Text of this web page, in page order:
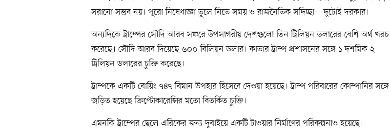
সরানো সম্ভব নয়। পুরো নিষেধাজ্ঞা তুলে নিতে সময় ও রাজনৈতিক সদিচ্ছা—দুটোই দরকার।
অন্যদিকে ট্রাম্পের সৌদি আরব সফরে উপসাগরীয় দেশগুলো তিন ট্রিলিয়ন ডলারের বেশি অর্থ খরচ
করেছে। সৌদি আরব দিয়েছে ৬০০ বিলিয়ন ডলার। কাতার ট্রাম্প প্রশাসনের সঙ্গে ১ দশমিক ২
ট্রিলিয়ন ডলারের চুক্তি করেছে।
ট্রাম্পকে একটি বোয়িং ৭৪৭ বিমান উপহার হিসেবে দেওয়া হয়েছে। ট্রাম্প পরিবারের কোম্পানির সঙ্গে
জড়িত হয়েছে ক্রিপ্টোকারেন্সির মতো বিতর্কিত চুক্তি।
এমনকি ট্রাম্পের ছেলে এরিকের জন্য দুবাইয়ে একটি টাওয়ার নির্মাণের পরিকল্পনাও হয়েছে।